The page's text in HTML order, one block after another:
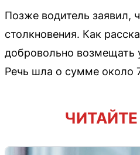
Позже водитель заявил,
столкновения. Как
добровольно возмещать
Речь шла о сумме около